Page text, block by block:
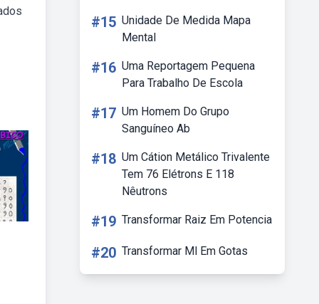
#15 Unidade De Medida Mapa
Mental
#16 Uma Reportagem Pequena
Para Trabalho De Escola
#17 Um Homem Do Grupo
Sanguíneo Ab
#18 Um Cátion Metálico Trivalente
Tem 76 Elétrons E 118
Nêutrons
#19 Transformar Raiz Em Potencia
#20 Transformar Ml Em Gotas